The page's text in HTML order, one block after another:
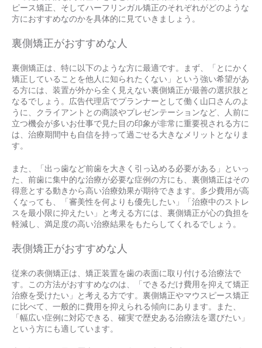
ピース矯正、そしてハーフリンガル矯正のそれぞれがどのような
方におすすめなのかを具体的に見ていきましょう。
裏側矯正がおすすめな人
裏側矯正は、特に以下のような方に最適です。まず、「とにかく
矯正していることを他人に知られたくない」という強い希望があ
る方には、装置が外から全く見えない裏側矯正が最善の選択肢と
なるでしょう。広告代理店でプランナーとして働く山口さんのよ
うに、クライアントとの商談やプレゼンテーションなど、人前に
立つ機会が多いお仕事で見た目の印象が非常に重要視される方に
は、治療期間中も自信を持って過ごせる大きなメリットとなりま
す。
また、「出っ歯など前歯を大きく引っ込める必要がある」といっ
た、前歯に集中的な治療が必要な症例の方にも、裏側矯正はその
得意とする動きから高い治療効果が期待できます。多少費用が高
くなっても、「審美性を何よりも優先したい」「治療中のストレ
スを最小限に抑えたい」と考える方には、裏側矯正が心の負担を
軽減し、満足度の高い治療結果をもたらしてくれるでしょう。
表側矯正がおすすめな人
従来の表側矯正は、矯正装置を歯の表面に取り付ける治療法で
す。この方法がおすすめなのは、「できるだけ費用を抑えて矯正
治療を受けたい」と考える方です。裏側矯正やマウスピース矯正
に比べて、一般的に費用を抑えられる傾向にあります。また、
「幅広い症例に対応できる、確実で歴史ある治療法を選びたい」
という方にも適しています。